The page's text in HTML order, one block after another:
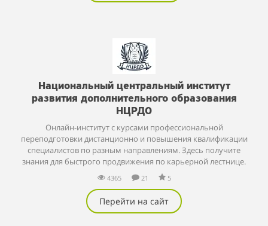
Национальный центральный институт
развития дополнительного образования
НЦРДО
Онлайн-институт с курсами профессиональной
переподготовки дистанционно и повышения квалификации
специалистов по разным направлениям. Здесь получите
знания для быстрого продвижения по карьерной лестнице.
4365 21 5
Перейти на сайт